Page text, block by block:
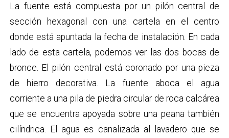
La fuente está compuesta por un pilón central de
sección hexagonal con una cartela en el centro
donde está apuntada la fecha de instalación. En cada
lado de esta cartela, podemos ver las dos bocas de
bronce. El pilón central está coronado por una pieza
de hierro decorativa. La fuente aboca el agua
corriente a una pila de piedra circular de roca calcárea
que se encuentra apoyada sobre una peana también
cilíndrica. El agua es canalizada al lavadero que se